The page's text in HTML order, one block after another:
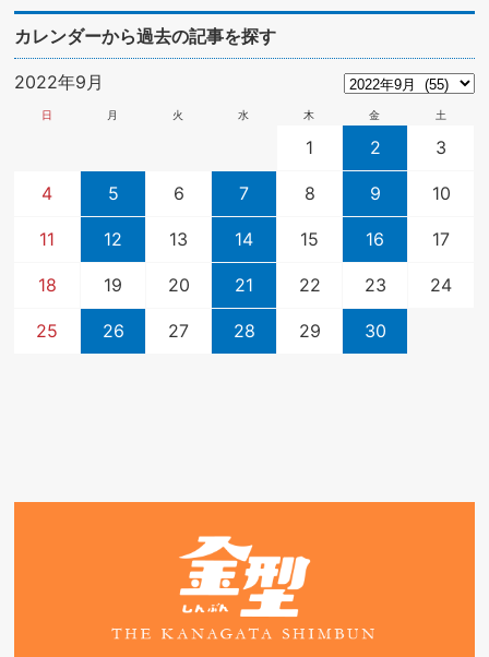
カレンダーから過去の記事を探す
2022年9月
日 月 火 水 木 金 土
1 2 3
4 5 6 7 8 9 10
11 12 13 14 15 16 17
18 19 20 21 22 23 24
25 26 27 28 29 30